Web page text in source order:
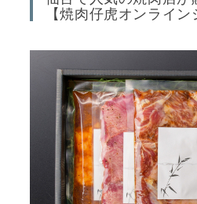
【焼肉仔虎オンライン